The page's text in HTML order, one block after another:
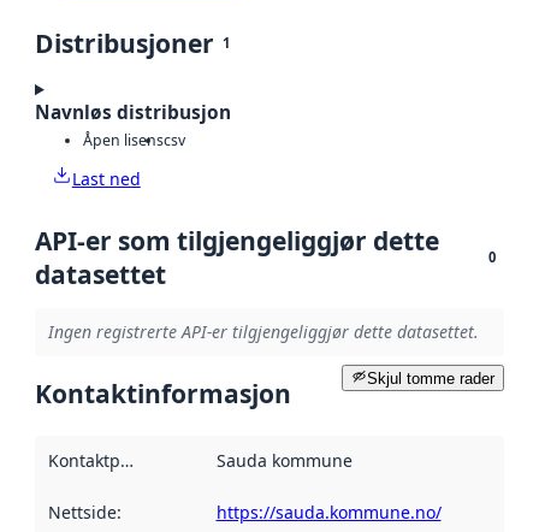
Distribusjoner 1
Navnløs distribusjon
Åpen lisenscsv
Last ned
API-er som tilgjengeliggjør dette
datasettet
0
Ingen registrerte API-er tilgjengeliggjør dette datasettet.
Skjul tomme rader
Kontaktinformasjon
Kontaktpunkt Sauda kommune
Nettside: https://sauda.kommune.no/